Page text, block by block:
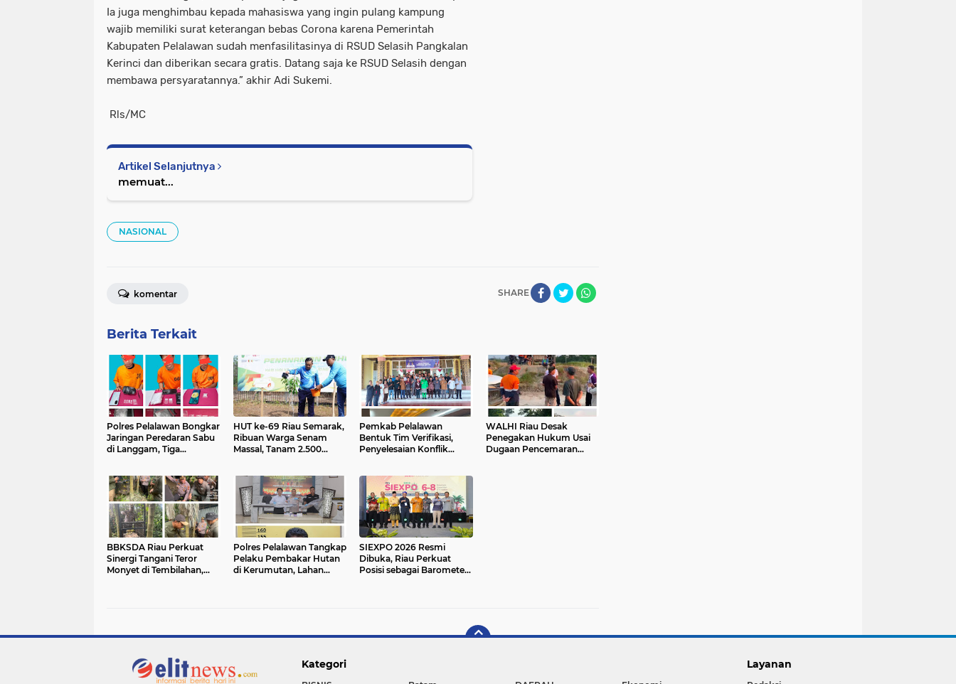
Ia juga menghimbau kepada mahasiswa yang ingin pulang kampung
wajib memiliki surat keterangan bebas Corona karena Pemerintah
Kabupaten Pelalawan sudah menfasilitasinya di RSUD Selasih Pangkalan
Kerinci dan diberikan secara gratis. Datang saja ke RSUD Selasih dengan
membawa persyaratannya.” akhir Adi Sukemi.
Rls/MC
Artikel Selanjutnya
memuat...
NASIONAL
SHARE
komentar
Berita Terkait
Polres Pelalawan Bongkar
Jaringan Peredaran Sabu
di Langgam, Tiga
HUT ke-69 Riau Semarak,
Ribuan Warga Senam
Massal, Tanam 2.500
Pemkab Pelalawan
Bentuk Tim Verifikasi,
Penyelesaian Konflik
Babak Baru
WALHI Riau Desak
Penegakan Hukum Usai
Dugaan Pencemaran
BBKSDA Riau Perkuat
Sinergi Tangani Teror
Monyet di Tembilahan,
Polres Pelalawan Tangkap
Pelaku Pembakar Hutan
di Kerumutan, Lahan
SIEXPO 2026 Resmi
Dibuka, Riau Perkuat
Posisi sebagai Barometer
Kategori Layanan